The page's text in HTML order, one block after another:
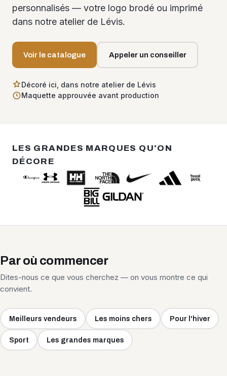
personnalisés — votre logo brodé ou imprimé
dans notre atelier de Lévis.
Voir le catalogue Appeler un conseiller
Décoré ici, dans notre atelier de Lévis
Maquette approuvée avant production
LES GRANDES MARQUES QU'ON
DÉCORE
Par où commencer
Dites-nous ce que vous cherchez — on vous montre ce qui
convient.
Meilleurs vendeurs Les moins chers Pour l'hiver
Sport Les grandes marques